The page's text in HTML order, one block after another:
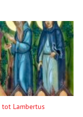
tot Lambertus